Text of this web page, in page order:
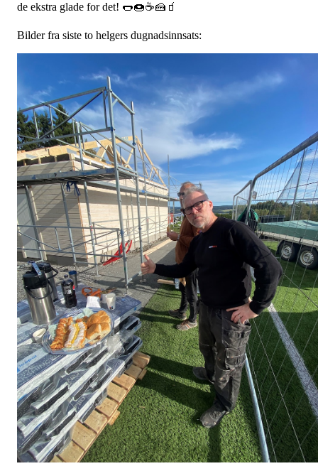
de ekstra glade for det! 🌭🍩☕🍰🧃
Bilder fra siste to helgers dugnadsinnsats: